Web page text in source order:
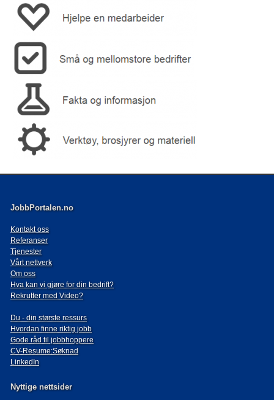
JobbPortalen.no
Kontakt oss
Referanser
Tjenester
Vårt nettverk
Om oss
Hva kan vi gjøre for din bedrift?
Rekrutter med Video?
Du - din største ressurs
Hvordan finne riktig jobb
Gode råd til jobbhoppere
CV-Resume:Søknad
LinkedIn
Nyttige nettsider